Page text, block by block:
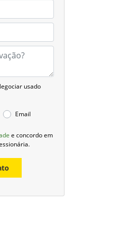
usado
Email
e concordo em